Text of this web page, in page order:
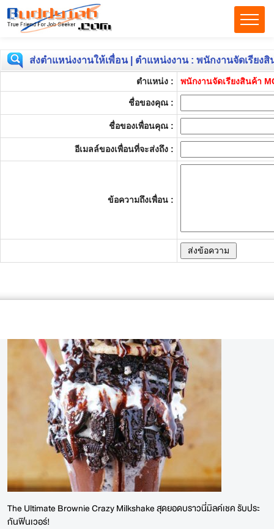
ส่งตำแหน่งงานให้เพื่อน | ตำแหน่งงาน : พนักงานจัดเรียง
ตำแหน่ง : พนักงานจัดเรียงสินค้า
ชื่อของคุณ :
ชื่อของเพื่อนคุณ :
อีเมลล์ของเพื่อนที่จะส่งถึง :
ข้อความถึงเพื่อน :
The Ultimate Brownie Crazy Milkshake สุดยอดบราวนี่มิลค์เชค รับประ
กันฟินเวอร์!